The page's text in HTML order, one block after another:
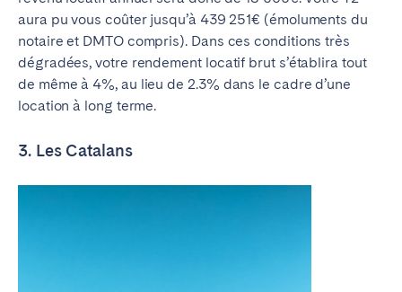
aura pu vous coûter jusqu’à 439 251€ (émoluments du
notaire et DMTO compris). Dans ces conditions très
dégradées, votre rendement locatif brut s’établira tout
de même à 4%, au lieu de 2.3% dans le cadre d’une
location à long terme.
3. Les Catalans